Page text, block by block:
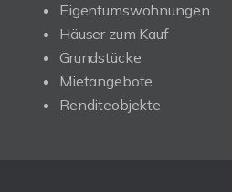
Eigentumswohnungen
Häuser zum Kauf
Grundstücke
Mietangebote
Renditeobjekte